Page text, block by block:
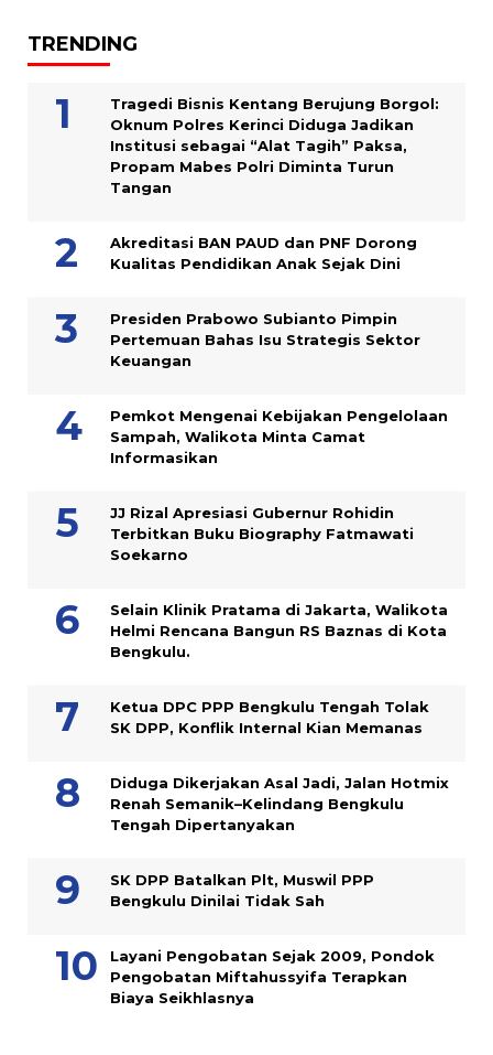
TRENDING
Tragedi Bisnis Kentang Berujung Borgol:
Oknum Polres Kerinci Diduga Jadikan
Institusi sebagai “Alat Tagih” Paksa,
Propam Mabes Polri Diminta Turun
Tangan
Akreditasi BAN PAUD dan PNF Dorong
Kualitas Pendidikan Anak Sejak Dini
Presiden Prabowo Subianto Pimpin
Pertemuan Bahas Isu Strategis Sektor
Keuangan
Pemkot Mengenai Kebijakan Pengelolaan
Sampah, Walikota Minta Camat
Informasikan
JJ Rizal Apresiasi Gubernur Rohidin
Terbitkan Buku Biography Fatmawati
Soekarno
Selain Klinik Pratama di Jakarta, Walikota
Helmi Rencana Bangun RS Baznas di Kota
Bengkulu.
Ketua DPC PPP Bengkulu Tengah Tolak
SK DPP, Konflik Internal Kian Memanas
Diduga Dikerjakan Asal Jadi, Jalan Hotmix
Renah Semanik–Kelindang Bengkulu
Tengah Dipertanyakan
SK DPP Batalkan Plt, Muswil PPP
Bengkulu Dinilai Tidak Sah
Layani Pengobatan Sejak 2009, Pondok
Pengobatan Miftahussyifa Terapkan
Biaya Seikhlasnya